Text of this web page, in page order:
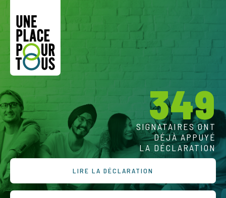
LIRE LA DÉCLARATION
349
SIGNATAIRES ONT
DÉJÀ APPUYÉ
LA DÉCLARATION